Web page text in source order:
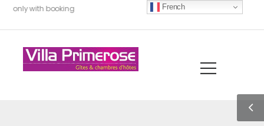
only with booking French